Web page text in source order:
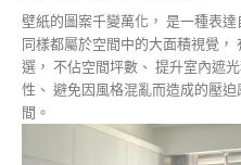
壁紙的圖案千變萬化， 是一種表
同樣都屬於空間中的大面積視覺
選， 不佔空間坪數、 提升室內遮
性、 避免因風格混亂而造成的壓
間。